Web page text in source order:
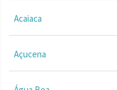
Acaiaca
Açucena